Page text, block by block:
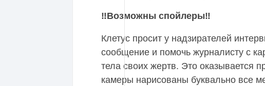
‼️Возможны спойлеры‼️
Клетус просит у надзирателей
сообщение и помочь журналисту с
тела своих жертв. Это оказывается
камеры нарисованы буквально все